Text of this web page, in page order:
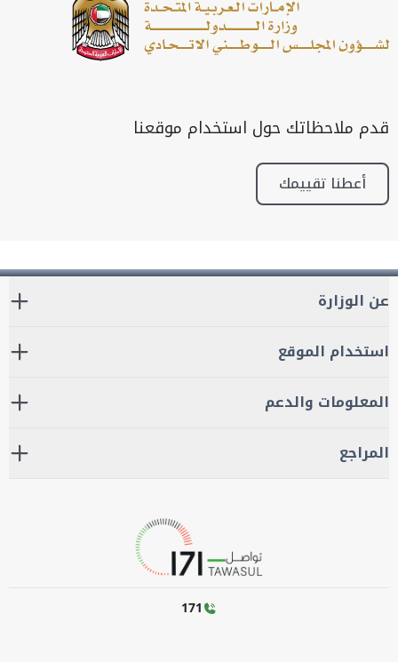
قدم ملاحظاتك حول استخدام موقعنا
أعطنا تقييمك
عن الوزارة
استخدام الموقع
المعلومات والدعم
المراجع
171